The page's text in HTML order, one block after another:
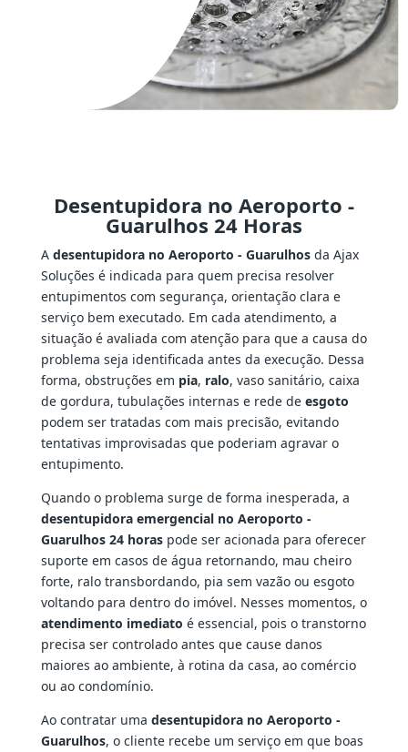
Desentupidora no Aeroporto -
Guarulhos 24 Horas
A desentupidora no Aeroporto - Guarulhosda Ajax
Soluções é indicada para quem precisa resolver
entupimentos com segurança, orientação clara e
serviço bem executado. Em cada atendimento, a
situação é avaliada com atenção para que a causa do
problema seja identificada antes da execução. Dessa
forma, obstruções em pia, ralo, vaso sanitário, caixa
de gordura, tubulações internas e rede de esgoto
podem ser tratadas com mais precisão, evitando
tentativas improvisadas que poderiam agravar o
entupimento.
Quando o problema surge de forma inesperada, a
desentupidora emergencial no Aeroporto -
Guarulhos 24 horaspode ser acionada para oferecer
suporte em casos de água retornando, mau cheiro
forte, ralo transbordando, pia sem vazão ou esgoto
voltando para dentro do imóvel. Nesses momentos, o
atendimento imediato é essencial, pois o transtorno
precisa ser controlado antes que cause danos
maiores ao ambiente, à rotina da casa, ao comércio
ou ao condomínio.
Ao contratar uma desentupidora no Aeroporto -
Guarulhos, o cliente recebe um serviço em que boas